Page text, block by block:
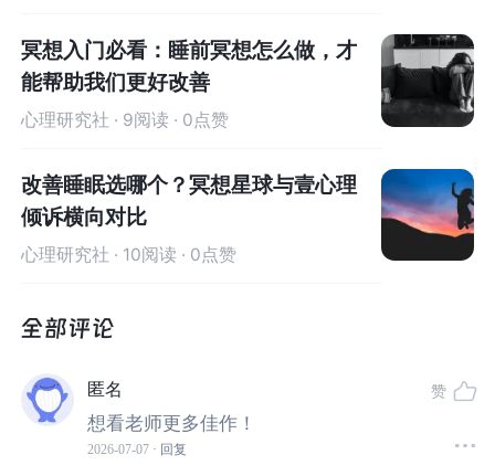
陈海贤老师回应：
这种爱，看起来是付出，但它也裹挟着期待。在这位
来访者身上，我们看到的是：她对孩子倾尽了所有的
是伤害的来源。
而且这种牺牲，还往往不是孤立的，是一种“代际传
递”。她的妈妈，也曾为她做过类似的牺牲。她看到
痛苦，一边又记挂着母亲，放不下母亲。现在，她又
如果一定要说，这就是一种“信念”。是一种根深蒂固
的观念：在这个时候，我应该为孩子做牺牲，因为我
冥想入门必看：睡前冥想怎么做，才
能帮助我们更好改善
心理研究社 · 9阅读 · 0点赞
改善睡眠选哪个？冥想星球与壹心理
倾诉横向对比
心理研究社 · 10阅读 · 0点赞
匿名
想看老师更多佳作！
2026-07-07 · 回复
赞